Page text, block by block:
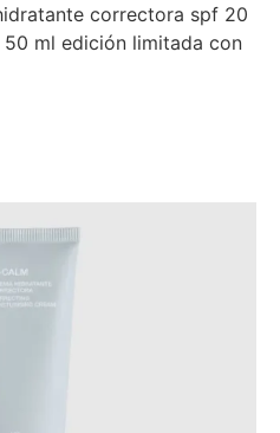
correctora spf 20
ml edición limitada con